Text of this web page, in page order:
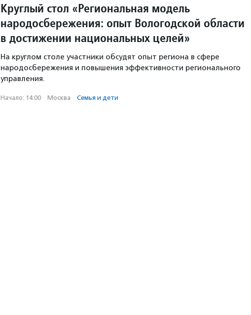
Круглый стол «Региональная модель
народосбережения: опыт Вологодской области
в достижении национальных целей»
На круглом столе участники обсудят опыт региона в сфере
народосбережения и повышения эффективности регионального
управления.
Начало: 14:00 · Москва · Семья и дети